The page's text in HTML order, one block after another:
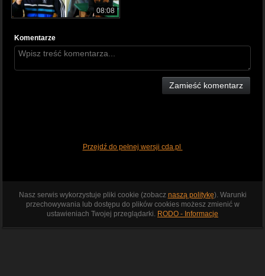
08:08
Komentarze
Zamieść komentarz
Przejdź do pełnej wersji cda.pl
Nasz serwis wykorzystuje pliki cookie (zobacz naszą politykę). Warunki
przechowywania lub dostępu do plików cookies możesz zmienić w
ustawieniach Twojej przeglądarki. RODO - Informacje